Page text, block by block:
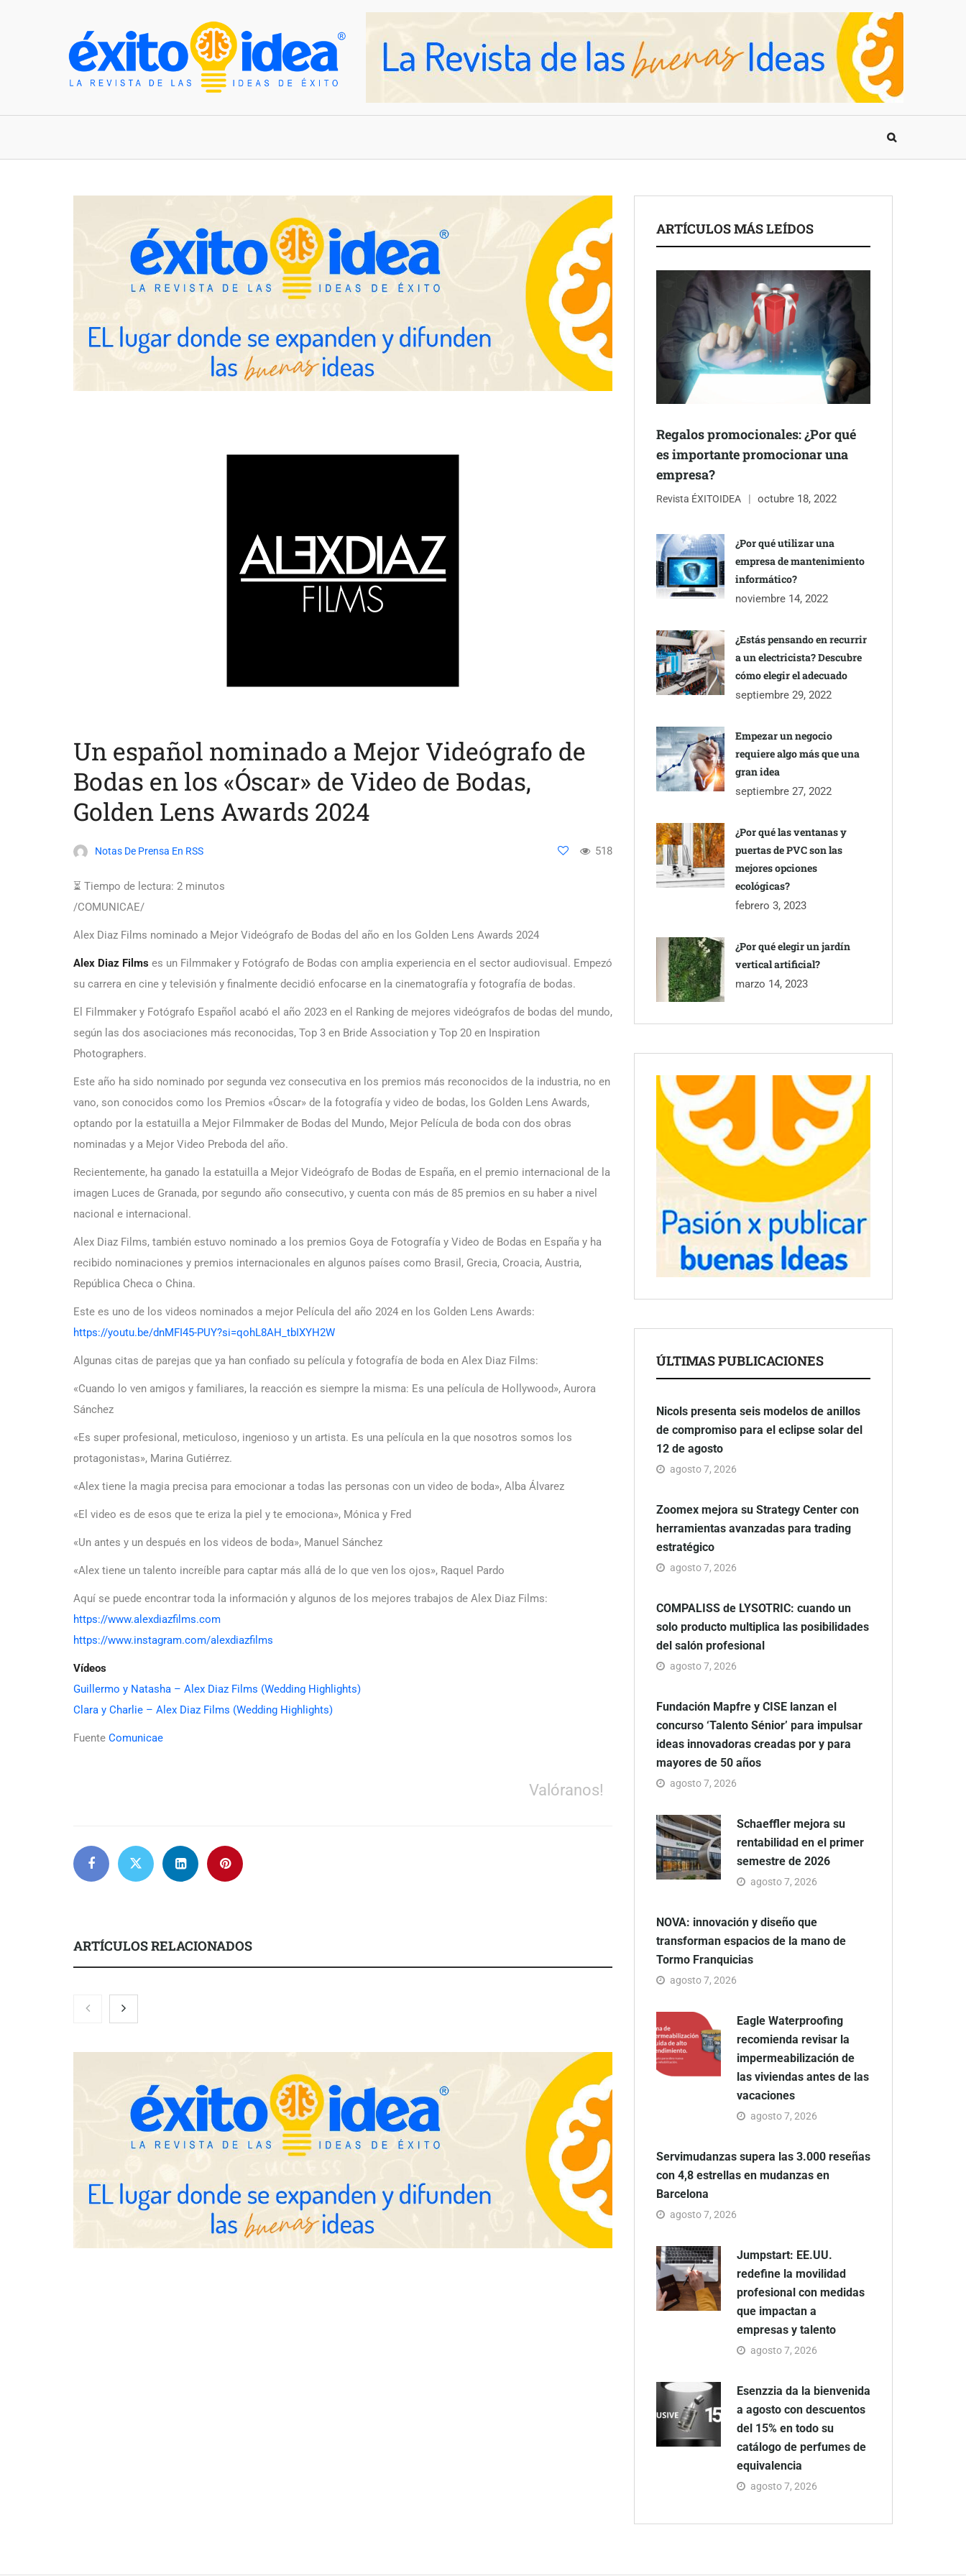
Un español nominado a Mejor Videógrafo de
Bodas en los «Óscar» de Video de Bodas,
Golden Lens Awards 2024
Notas De Prensa En RSS 518
⏳ Tiempo de lectura: 2 minutos
/COMUNICAE/
Alex Diaz Films nominado a Mejor Videógrafo de Bodas del año en los Golden Lens Awards 2024
Alex Diaz Films es un Filmmaker y Fotógrafo de Bodas con amplia experiencia en el sector audiovisual. Empezó
su carrera en cine y televisión y finalmente decidió enfocarse en la cinematografía y fotografía de bodas.
El Filmmaker y Fotógrafo Español acabó el año 2023 en el Ranking de mejores videógrafos de bodas del mundo,
según las dos asociaciones más reconocidas, Top 3 en Bride Association y Top 20 en Inspiration
Photographers.
Este año ha sido nominado por segunda vez consecutiva en los premios más reconocidos de la industria, no en
vano, son conocidos como los Premios «Óscar» de la fotografía y video de bodas, los Golden Lens Awards,
optando por la estatuilla a Mejor Filmmaker de Bodas del Mundo, Mejor Película de boda con dos obras
nominadas y a Mejor Video Preboda del año.
Recientemente, ha ganado la estatuilla a Mejor Videógrafo de Bodas de España, en el premio internacional de la
imagen Luces de Granada, por segundo año consecutivo, y cuenta con más de 85 premios en su haber a nivel
nacional e internacional.
Alex Diaz Films, también estuvo nominado a los premios Goya de Fotografía y Video de Bodas en España y ha
recibido nominaciones y premios internacionales en algunos países como Brasil, Grecia, Croacia, Austria,
República Checa o China.
Este es uno de los videos nominados a mejor Película del año 2024 en los Golden Lens Awards:
https://youtu.be/dnMFI45-PUY?si=qohL8AH_tbIXYH2W
Algunas citas de parejas que ya han confiado su película y fotografía de boda en Alex Diaz Films:
«Cuando lo ven amigos y familiares, la reacción es siempre la misma: Es una película de Hollywood», Aurora
Sánchez
«Es super profesional, meticuloso, ingenioso y un artista. Es una película en la que nosotros somos los
protagonistas», Marina Gutiérrez.
«Alex tiene la magia precisa para emocionar a todas las personas con un video de boda», Alba Álvarez
«El video es de esos que te eriza la piel y te emociona», Mónica y Fred
«Un antes y un después en los videos de boda», Manuel Sánchez
«Alex tiene un talento increíble para captar más allá de lo que ven los ojos», Raquel Pardo
Aquí se puede encontrar toda la información y algunos de los mejores trabajos de Alex Diaz Films:
https://www.alexdiazfilms.com
https://www.instagram.com/alexdiazfilms
Vídeos
Guillermo y Natasha – Alex Diaz Films (Wedding Highlights)
Clara y Charlie – Alex Diaz Films (Wedding Highlights)
Fuente Comunicae
Valóranos!
ARTÍCULOS RELACIONADOS
Nicols presenta seis modelos de
anillos de compromiso para el
Fundación Mapfre y CISE lanzan
el concurso ‘Talento Sénior’ para
impulsar ideas innovadoras
creadas por y para mayores de 50
Schaeffler mejora su rentabilidad
en el primer semestre de 2026
NOVA: innovación y diseño que
transforman espacios de la mano
de Tormo Franquicias
ARTÍCULOS MÁS LEÍDOS
Regalos promocionales: ¿Por qué
es importante promocionar una
empresa?
Revista ÉXITOIDEA octubre 18, 2022
¿Por qué utilizar una
empresa de mantenimiento
informático?
noviembre 14, 2022
¿Estás pensando en recurrir
a un electricista? Descubre
cómo elegir el adecuado
septiembre 29, 2022
Empezar un negocio
requiere algo más que una
gran idea
septiembre 27, 2022
¿Por qué las ventanas y
puertas de PVC son las
mejores opciones
ecológicas?
febrero 3, 2023
¿Por qué elegir un jardín
vertical artificial?
marzo 14, 2023
ÚLTIMAS PUBLICACIONES
Nicols presenta seis modelos de anillos
de compromiso para el eclipse solar del
12 de agosto
agosto 7, 2026
Zoomex mejora su Strategy Center con
herramientas avanzadas para trading
estratégico
agosto 7, 2026
COMPALISS de LYSOTRIC: cuando un
solo producto multiplica las posibilidades
del salón profesional
agosto 7, 2026
Fundación Mapfre y CISE lanzan el
concurso ‘Talento Sénior’ para impulsar
ideas innovadoras creadas por y para
mayores de 50 años
agosto 7, 2026
Schaeffler mejora su
rentabilidad en el primer
semestre de 2026
agosto 7, 2026
NOVA: innovación y diseño que
transforman espacios de la mano de
Tormo Franquicias
agosto 7, 2026
Eagle Waterproofing
recomienda revisar la
impermeabilización de
las viviendas antes de las
vacaciones
agosto 7, 2026
Servimudanzas supera las 3.000 reseñas
con 4,8 estrellas en mudanzas en
Barcelona
agosto 7, 2026
Jumpstart: EE.UU.
redefine la movilidad
profesional con medidas
que impactan a
empresas y talento
agosto 7, 2026
Esenzzia da la bienvenida
a agosto con descuentos
del 15% en todo su
catálogo de perfumes de
equivalencia
agosto 7, 2026